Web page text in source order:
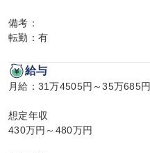
備考：
転勤：有
給与
月給：31万4505円～35万685円
想定年収
430万円～480万円